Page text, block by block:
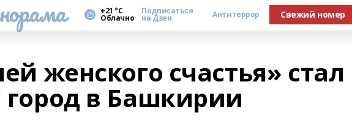
+21 °С
Облачно
Подписаться
на Дзен Антитеррор Свежий номер
женского счастья» стал
в Башкирии